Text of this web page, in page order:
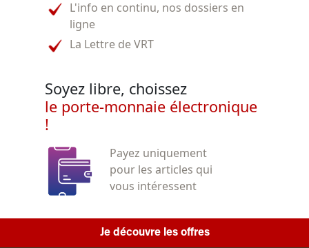
L'info en continu, nos dossiers en
ligne
La Lettre de VRT
Soyez libre, choissez
le porte-monnaie électronique
!
Payez uniquement
pour les articles qui
vous intéressent
Je découvre les offres